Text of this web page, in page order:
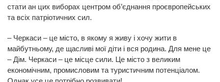
стати ан цих виборах центром об’єднання проєвропейських
та всіх патріотичних сил.
– Черкаси – це місто, в якому я живу і хочу жити в
майбутньому, де щасливі мої діти і вся родина. Для мене це
– Дім. Черкаси – це місце сили. Це місто з великим
економічним, промисловим та туристичним потенціалом.